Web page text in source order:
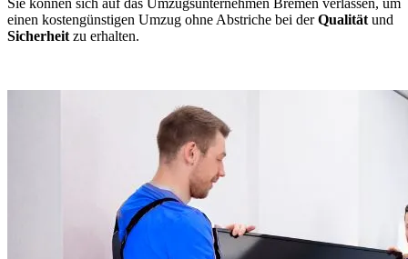
einen kostengünstigen Umzug ohne Abstriche bei derQualität und
Sicherheit zu erhalten.